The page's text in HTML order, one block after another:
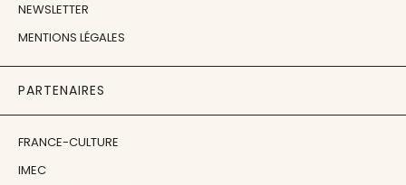
NEWSLETTER
MENTIONS LÉGALES
PARTENAIRES
FRANCE-CULTURE
IMEC